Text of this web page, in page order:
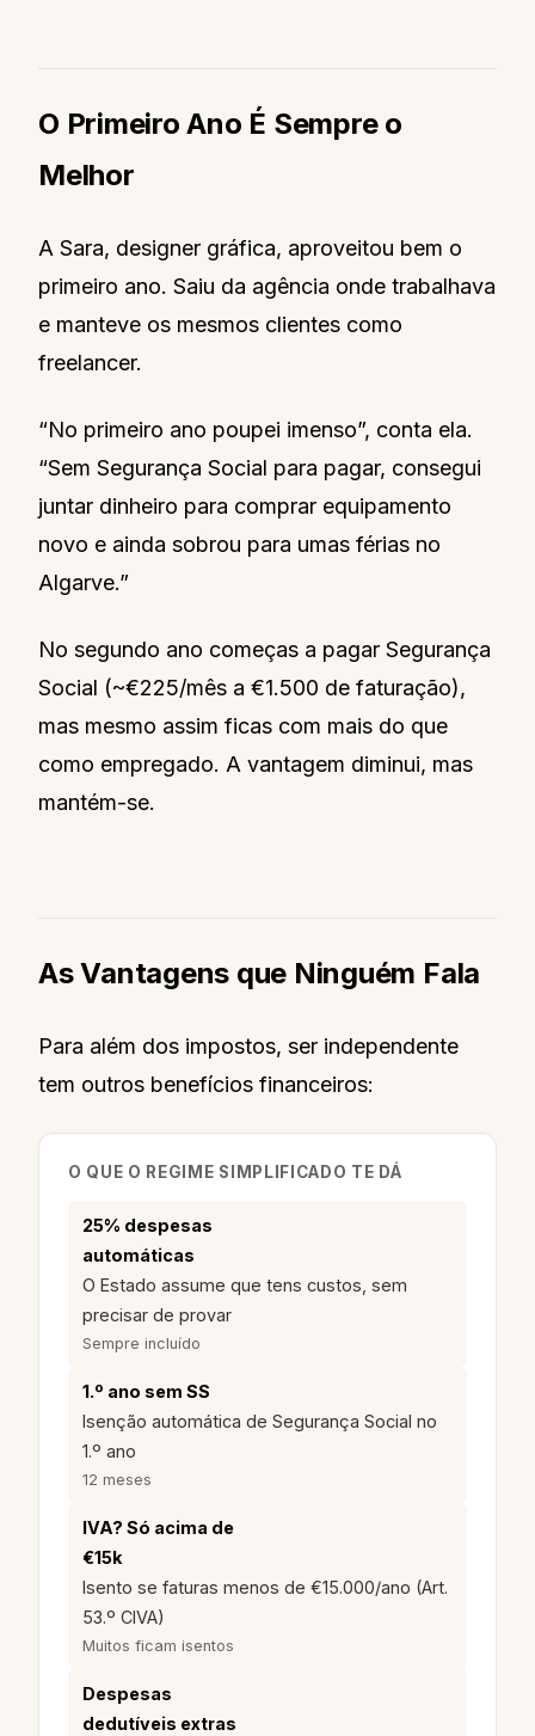
O Primeiro Ano É Sempre o
Melhor
A Sara, designer gráfica, aproveitou bem o
primeiro ano. Saiu da agência onde trabalhava
e manteve os mesmos clientes como
freelancer.
“No primeiro ano poupei imenso”, conta ela.
“Sem Segurança Social para pagar, consegui
juntar dinheiro para comprar equipamento
novo e ainda sobrou para umas férias no
Algarve.”
No segundo ano começas a pagar Segurança
Social (~€225/mês a €1.500 de faturação),
mas mesmo assim ficas com mais do que
como empregado. A vantagem diminui, mas
mantém-se.
As Vantagens que Ninguém Fala
Para além dos impostos, ser independente
tem outros benefícios financeiros:
O QUE O REGIME SIMPLIFICADO TE DÁ
25% despesas
automáticas
O Estado assume que tens custos, sem
precisar de provar
Sempre incluído
1.º ano sem SS
Isenção automática de Segurança Social no
1.º ano
12 meses
IVA? Só acima de
€15k
Isento se faturas menos de €15.000/ano (Art.
53.º CIVA)
Muitos ficam isentos
Despesas
dedutíveis extras